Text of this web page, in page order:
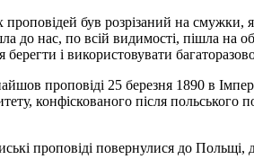
був розрізаний на смужки,
до нас, по всій видимості, пішла на
і використовувати
проповіді 25 березня 1890 в
конфіскованого після
проповіді повернулися до Польщі,